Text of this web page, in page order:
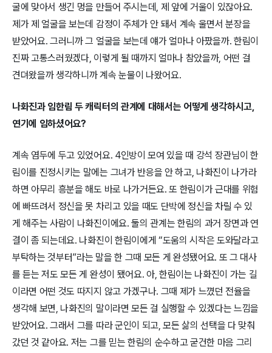
굴에 맞아서 생긴 멍을 만들어 주시는데, 제 앞에 거울이 있잖아요.
제가 제 얼굴을 보는데 감정이 주체가 안 돼서 계속 울면서 분장을
받았어요. 그러니까 그 얼굴을 보는데 얘가 얼마나 아팠을까. 한림이
진짜 고통스러웠겠다, 이렇게 될 때까지 얼마나 참았을까, 어떤 걸
견뎌왔을까 생각하니까 계속 눈물이 나왔어요.
나화진과 임한림 두 캐릭터의 관계에 대해서는 어떻게 생각하시고,
연기에 임하셨어요?
계속 염두에 두고 있었어요. 4인방이 모여 있을 때 강석 장관님이 한
림이를 진정시키는 말에는 그녀가 반응을 안 하고, 나화진이 나가라
하면 아무리 흥분을 해도 바로 나가거든요. 또 한림이가 근대를 위험
에 빠뜨려서 정신을 못 차리고 있을 때도 단박에 정신을 차릴 수 있
게 해주는 사람이 나화진이에요. 둘의 관계는 한림의 과거 장면과 연
결이 좀 되는데요. 나화진이 한림이에게 “도움의 시작은 도와달라고
부탁하는 것부터”라는 말을 한 그때 모든 게 완성됐어요. 또 그 대사
를 듣는 저도 모든 게 완성이 됐어요. 아, 한림이는 나화진이 가는 길
이라면 어떤 것도 따지지 않고 가겠구나. 그때 제가 느꼈던 전율을
생각해 보면, 나화진의 말이라면 모든 걸 실행할 수 있겠다는 느낌을
받았어요. 그래서 그를 따라 군인이 되고, 모든 삶의 선택을 다 맞춰
갔던 것 같아요. 저는 그를 믿는 한림의 순수하고 굳건한 마음 그리